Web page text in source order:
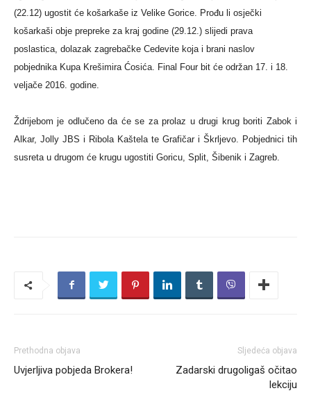
(22.12) ugostit će košarkaše iz Velike Gorice. Prođu li osječki
košarkaši obje prepreke za kraj godine (29.12.) slijedi prava
poslastica, dolazak zagrebačke Cedevite koja i brani naslov
pobjednika Kupa Krešimira Ćosića. Final Four bit će održan 17. i 18.
veljače 2016. godine.
Ždrijebom je odlučeno da će se za prolaz u drugi krug boriti Zabok i
Alkar, Jolly JBS i Ribola Kaštela te Grafičar i Škrljevo. Pobjednici tih
susreta u drugom će krugu ugostiti Goricu, Split, Šibenik i Zagreb.
Prethodna objava
Uvjerljiva pobjeda Brokera!
Sljedeća objava
Zadarski drugoligaš očitao
lekciju